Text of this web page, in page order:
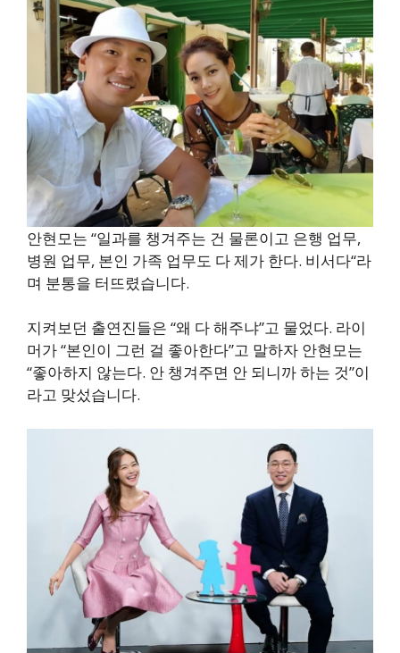
안현모는 “일과를 챙겨주는 건 물론이고 은행 업무,
병원 업무, 본인 가족 업무도 다 제가 한다. 비서다“라
며 분통을 터뜨렸습니다.
지켜보던 출연진들은 “왜 다 해주냐”고 물었다. 라이
머가 “본인이 그런 걸 좋아한다”고 말하자 안현모는
“좋아하지 않는다. 안 챙겨주면 안 되니까 하는 것”이
라고 맞섰습니다.